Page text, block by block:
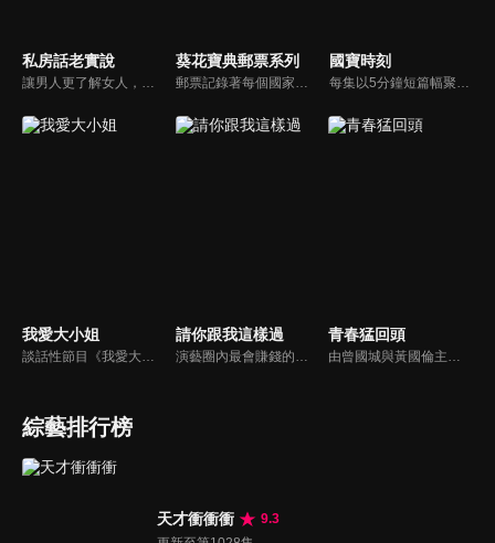
私房話老實說
讓男人更了解女人，女人更了解自己 ，揭密女性私房話，讓療癒專家教你更愛自己！由于美人和納豆攜手主持，更多你想知道的女性私密話題都在《私房話老實說》。
葵花寶典郵票系列
郵票記錄著每個國家的歷史文化，反映一個民族一個國家的歷史過程，民族特點、人文地理、生活文化、經濟發展、方寸之美，讓您了解郵票世界的淵博知識。
國寶時刻
每集以5分鐘短篇幅聚焦單件文物，通過刻痕、銘文等細節切入，逐步展現器物來歷及背後禮制、信仰等歷史圖景。創作團隊採用硬幣厚度、髮絲直徑等生活化類比手法呈現文物特徵，並運用3D動畫技術還原文物承載的文化交融場景，創新採用文物聲效作為敘事媒介。
我愛大小姐
談話性節目《我愛大小姐》是由吳淡如、林慧萍主持的一檔談話性節目，講訴女人間的那些事。
請你跟我這樣過
演藝圈內最會賺錢的侯昌明，以親身經歷教你理財；採訪經歷豐沛的黃文華，把所見所聞通通報你哉。不論是理財知識、兩性問題、生活資訊，完全貼近市井小民的所需所求，保證讓你生活過更好！
青春猛回頭
由曾國城與黃國倫主持，節目中邀請20位20歲以下青少年組成青春團，另一邊則為年紀相較成熟的藝人來賓為不老團，每集分別就一件青少年必定遇見的事件討論，看兩個不同年代的人們，所擁有的不同看法與立場。帶領讓觀眾一起回到那些年的青春歲月！
綜藝排行榜
天才衝衝衝
9.3